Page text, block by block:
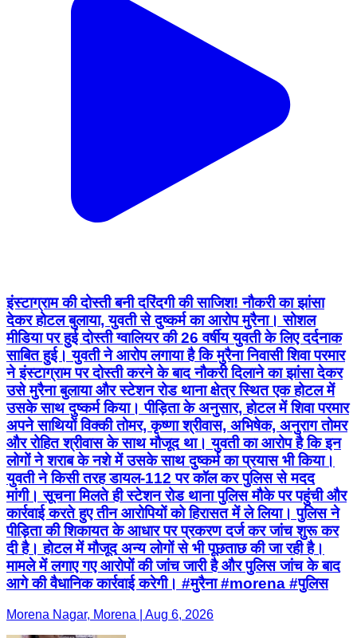
इंस्टाग्राम की दोस्ती बनी दरिंदगी की साजिश! नौकरी का झांसा
देकर होटल बुलाया, युवती से दुष्कर्म का आरोप मुरैना। सोशल
मीडिया पर हुई दोस्ती ग्वालियर की 26 वर्षीय युवती के लिए दर्दनाक
साबित हुई। युवती ने आरोप लगाया है कि मुरैना निवासी शिवा परमार
ने इंस्टाग्राम पर दोस्ती करने के बाद नौकरी दिलाने का झांसा देकर
उसे मुरैना बुलाया और स्टेशन रोड थाना क्षेत्र स्थित एक होटल में
उसके साथ दुष्कर्म किया। पीड़िता के अनुसार, होटल में शिवा परमार
अपने साथियों विक्की तोमर, कृष्णा श्रीवास, अभिषेक, अनुराग तोमर
और रोहित श्रीवास के साथ मौजूद था। युवती का आरोप है कि इन
लोगों ने शराब के नशे में उसके साथ दुष्कर्म का प्रयास भी किया।
युवती ने किसी तरह डायल-112 पर कॉल कर पुलिस से मदद
मांगी। सूचना मिलते ही स्टेशन रोड थाना पुलिस मौके पर पहुंची और
कार्रवाई करते हुए तीन आरोपियों को हिरासत में ले लिया। पुलिस ने
पीड़िता की शिकायत के आधार पर प्रकरण दर्ज कर जांच शुरू कर
दी है। होटल में मौजूद अन्य लोगों से भी पूछताछ की जा रही है।
मामले में लगाए गए आरोपों की जांच जारी है और पुलिस जांच के बाद
आगे की वैधानिक कार्रवाई करेगी। #मुरैना #morena #पुलिस
Morena Nagar, Morena | Aug 6, 2026